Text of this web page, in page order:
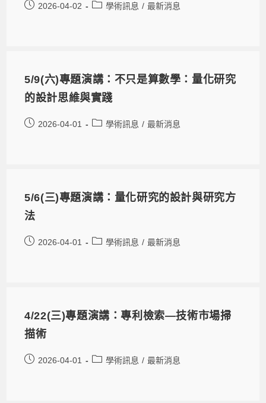
2026-04-02 學術訊息 / 最新消息
5/9(六)專題演講：不只是算數學：量化研究
的設計思維與實踐
2026-04-01 學術訊息 / 最新消息
5/6(三)專題演講：量化研究的設計與研究方
法
2026-04-01 學術訊息 / 最新消息
4/22(三)專題演講：專利檢索—技術市場掃
描術
2026-04-01 學術訊息 / 最新消息